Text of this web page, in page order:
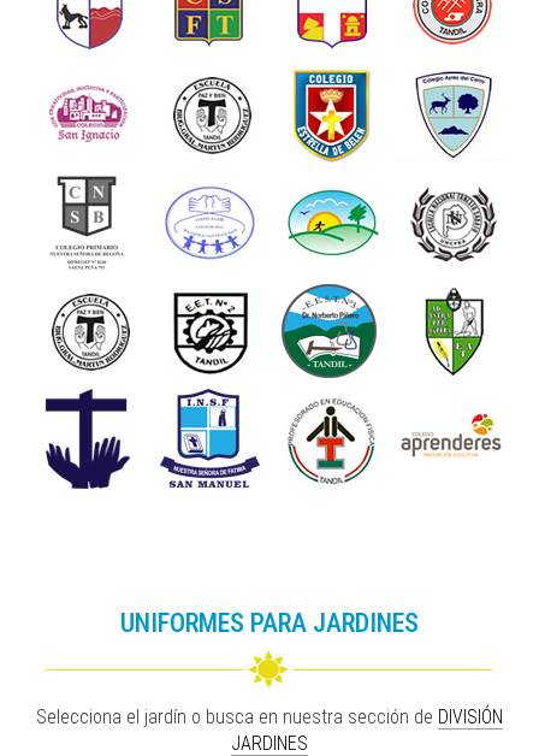
UNIFORMES PARA JARDINES
Selecciona el jardín o busca en nuestra sección de DIVISIÓN
JARDINES